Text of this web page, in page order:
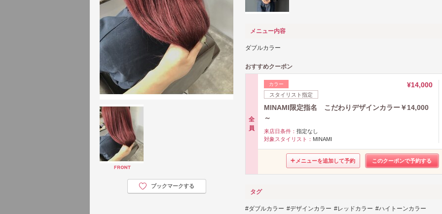
ブックマークする
メニュー内容
ダブルカラー
おすすめクーポン
全
員
カラー
スタイリスト指定
¥14,000
MINAMI限定指名 こだわりデザインカラー￥14,000
～
来店日条件： 指定なし
対象スタイリスト： MINAMI
メニューを追加して予約 このクーポンで予約する
タグ
ダブルカラー デザインカラー レッドカラー ハイトーンカラー